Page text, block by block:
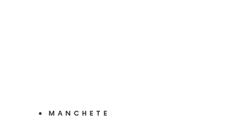
MANCHETE